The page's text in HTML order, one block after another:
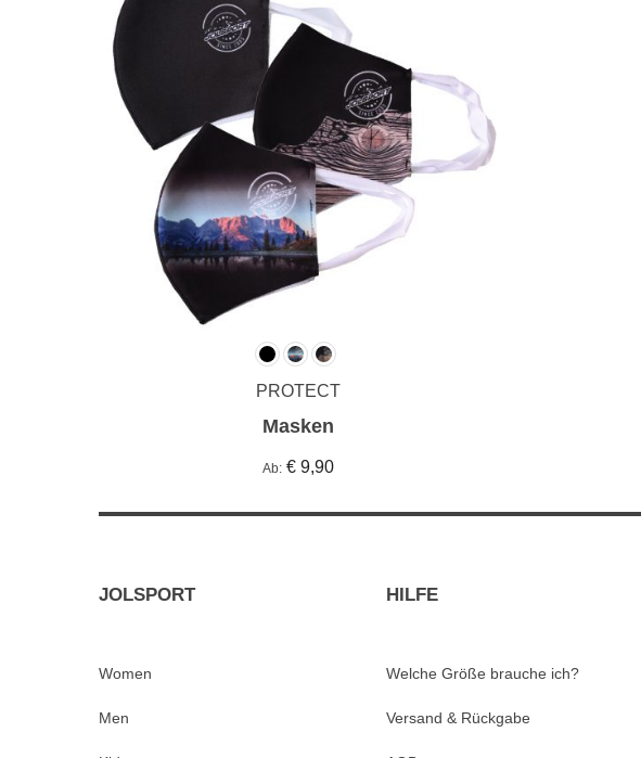
PROTECT
Masken
Ab € 9,90
JOLSPORT
Women
Men
HILFE
Welche Größe brauche ich?
Versand & Rückgabe